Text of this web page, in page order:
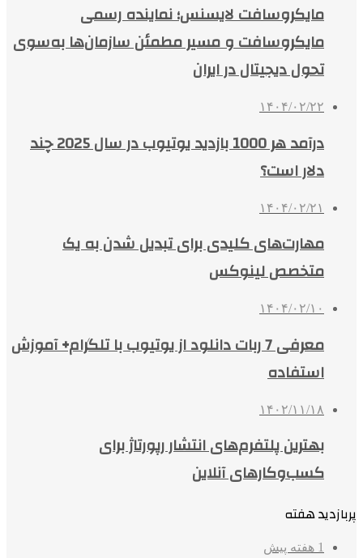
مایکروسافت لایسنس؛ نماینده رسمی
مایکروسافت و مسیر مطمئن سازمان‌ها به‌سوی
تحول دیجیتال در ایران
۱۴۰۴/۰۲/۲۲
درآمد هر 1000 بازدید یوتیوب در سال 2025 چند
دلار است؟
۱۴۰۴/۰۲/۲۱
مهارت‌های کلیدی برای تبدیل شدن به یک
متخصص لینوکس
۱۴۰۴/۰۲/۱۰
معرفی 7 ربات دانلود از یوتیوب با تلگرام+ آموزش
استفاده
۱۴۰۲/۱۱/۱۸
بهترین پلتفرم‌های انتشار رپورتاژ برای
کسب‌وکارهای آنلاین
پربازدید هفته
1 هفته پیش